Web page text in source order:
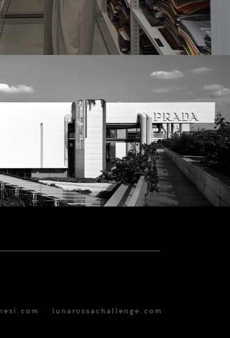
lunarossachallenge.com